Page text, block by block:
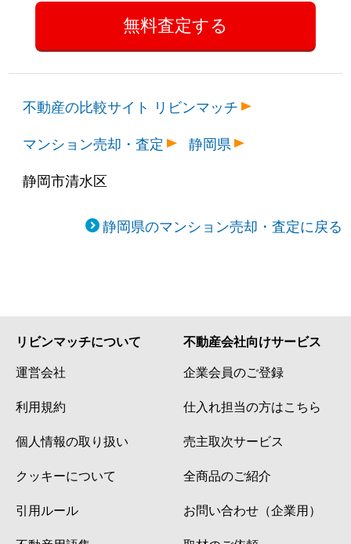
不動産の比較サイト リビンマッチ
マンション売却・査定
静岡県
静岡市清水区
静岡県のマンション売却・査定に戻る
リビンマッチについて
運営会社
利用規約
個人情報の取り扱い
クッキーについて
引用ルール
不動産会社向けサービス
企業会員のご登録
仕入れ担当の方はこちら
売主取次サービス
全商品のご紹介
お問い合わせ（企業用）